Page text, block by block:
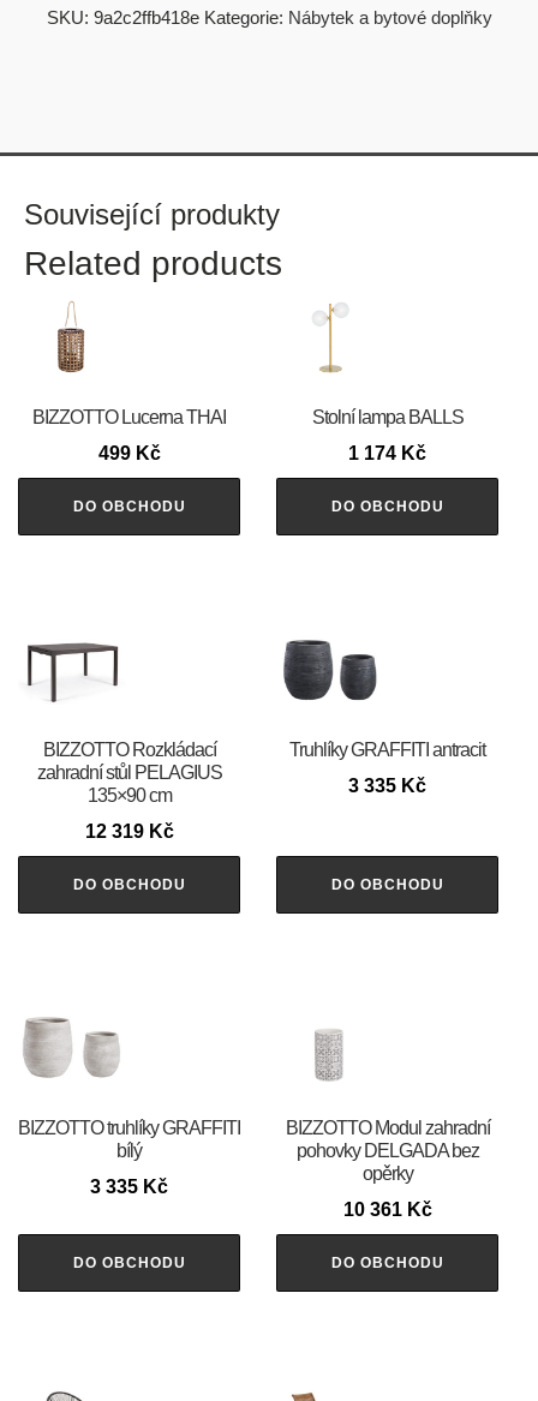
SKU: 9a2c2ffb418e Kategorie: Nábytek a bytové doplňky
Související produkty
Related products
BIZZOTTO Lucerna THAI
499 Kč
DO OBCHODU
Stolní lampa BALLS
1 174 Kč
DO OBCHODU
BIZZOTTO Rozkládací
zahradní stůl PELAGIUS
135×90 cm
12 319 Kč
DO OBCHODU
Truhlíky GRAFFITI antracit
3 335 Kč
DO OBCHODU
BIZZOTTO truhlíky GRAFFITI
bílý
3 335 Kč
DO OBCHODU
BIZZOTTO Modul zahradní
pohovky DELGADA bez
opěrky
10 361 Kč
DO OBCHODU